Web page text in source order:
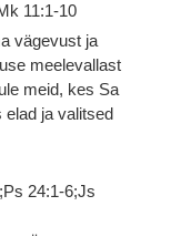
11:1-10
vägevust ja
meelevallast
meid, kes Sa
elad ja valitsed
24:1-6;Js